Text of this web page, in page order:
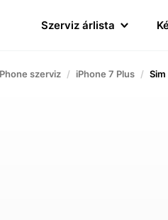
Szerviz árlista
szerviz iPhone 7 Plus